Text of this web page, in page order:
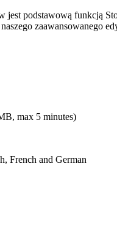
jest podstawową funkcją
zaawansowanego
max 5 minutes)
French and German